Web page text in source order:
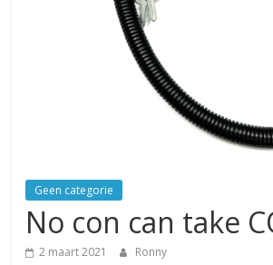
Geen categorie
No con can take
2 maart 2021 Ronny